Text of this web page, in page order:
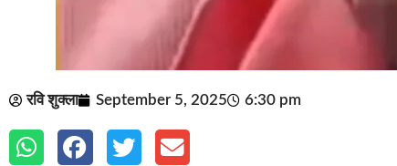
रवि शुक्ला September 5, 2025 6:30 pm